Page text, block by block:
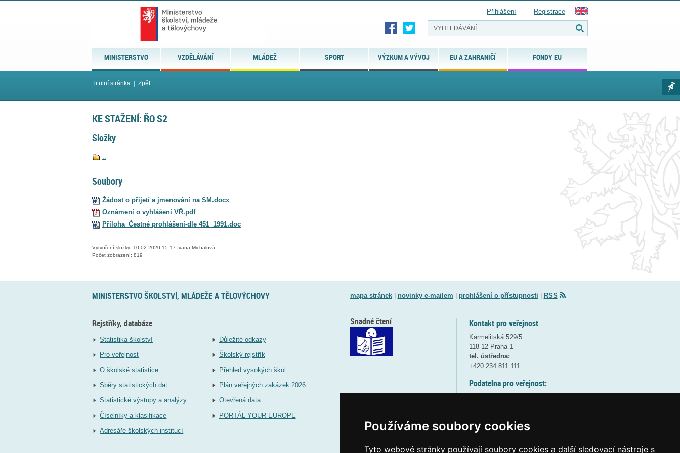
Používáme soubory cookies
Tyto webové stránky používají soubory cookies a další sledovací nástroje s
MINISTERSTVO VZDĚLÁVÁNÍ MLÁDEŽ SPORT VÝZKUM A VÝVOJ EU A ZAHRANIČÍ FONDY EU
Přihlášení Registrace
Titulní stránka Zpět
KE STAŽENÍ: ŘO S2
Složky
..
Soubory
Žádost o přijetí a jmenování na SM.docx
Oznámení o vyhlášení VŘ.pdf
Příloha_Čestné prohlášení-dle 451_1991.doc
Vytvoření složky: 10.02.2020 15:17 Ivana Michalová
Počet zobrazení: 819
MINISTERSTVO ŠKOLSTVÍ, MLÁDEŽE A TĚLOVÝCHOVY mapa stránek| novinky e-mailem prohlášení o přístupnosti RSS
Rejstříky, databáze
Statistika školství
Pro veřejnost
O školské statistice
Sběry statistických dat
Statistické výstupy a analýzy
Číselníky a klasifikace
Adresáře školských institucí
Důležité odkazy
Školský rejstřík
Přehled vysokých škol
Plán veřejných zakázek 2026
Otevřená data
PORTÁL YOUR EUROPE
Kontakt pro veřejnost
Karmelitská 529/5
118 12 Praha 1
tel. ústředna:
+420 234 811 111
Podatelna pro veřejnost:
(více informací
Snadné čtení